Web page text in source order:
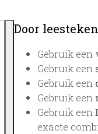
Door
Gebruik een
Gebruik een
Gebruik een
Gebruik een
Gebruik een
exacte